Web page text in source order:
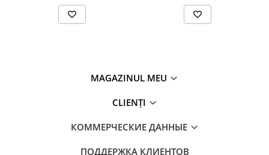
MAGAZINUL MEU
CLIENȚI
КОММЕРЧЕСКИЕ ДАННЫЕ
ПОДДЕРЖКА КЛИЕНТОВ